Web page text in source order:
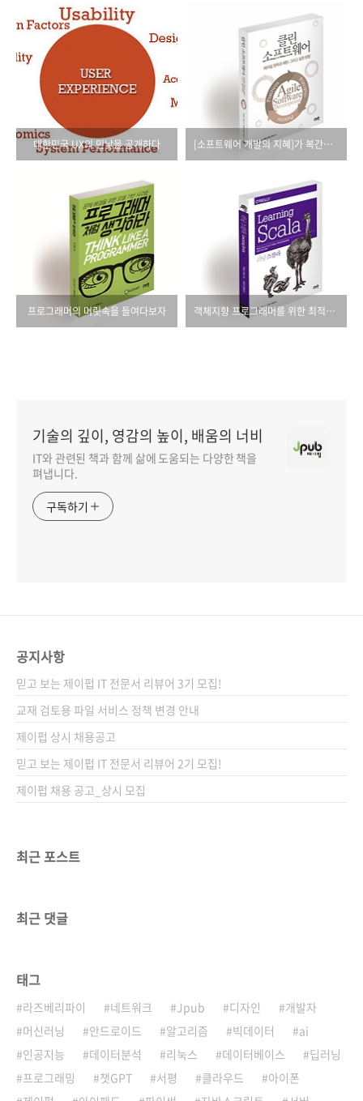
대한민국 UX의 민낯을 공개하다 [소프트웨어 개발의 지혜]가 복간됩니다.
프로그래머의 머릿속을 들여다보자 객체지향 프로그래머를 위한 최적의 스칼라 입문서
기술의 깊이, 영감의 높이, 배움의 너비
IT와 관련된 책과 함께 삶에 도움되는 다양한 책을
펴냅니다.
구독하기
공지사항
믿고 보는 제이펍 IT 전문서 리뷰어 3기 모집!
교재 검토용 파일 서비스 정책 변경 안내
제이펍 상시 채용공고
믿고 보는 제이펍 IT 전문서 리뷰어 2기 모집!
제이펍 채용 공고_상시 모집
최근 포스트
최근 댓글
태그
라즈베리파이 네트워크 Jpub 디자인
개발자
머신러닝
안드로이드 알고리즘 빅데이터
ai
인공지능
데이터분석 리눅스 데이터베이스
딥러닝
프로그래밍
챗GPT 서평 클라우드
아이폰